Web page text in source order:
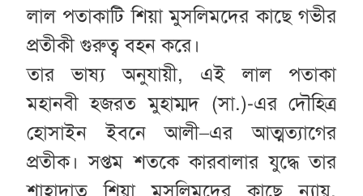
লাল পতাকাটি শিয়া মুসলিমদের কাছে গভীর
প্রতীকী গুরুত্ব বহন করে।
তার ভাষ্য অনুযায়ী, এই লাল পতাকা
মহানবী হজরত মুহাম্মদ (সা.)-এর দৌহিত্র
হোসাইন ইবনে আলী–এর আত্মত্যাগের
প্রতীক। সপ্তম শতকে কারবালার যুদ্ধে তার
শাহাদাত শিয়া মুসলিমদের কাছে ন্যায়,